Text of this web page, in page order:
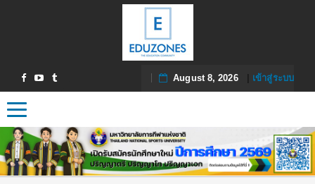
August 8, 2026| เข้าสู่ระบบ
Toggle navigation